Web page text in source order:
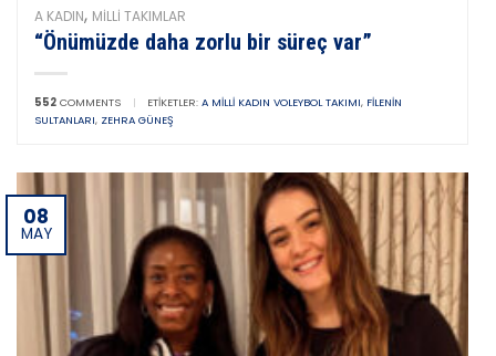
A KADIN, MILLI TAKIMLAR
“Önümüzde daha zorlu bir süreç var”
552 COMMENTS | ETIKETLER: A MILLI KADIN VOLEYBOL TAKIMI, FILENIN
SULTANLARI, ZEHRA GÜNEŞ
08
MAY